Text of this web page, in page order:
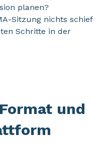
planen?
Sitzung nichts schief
Schritte in der
und